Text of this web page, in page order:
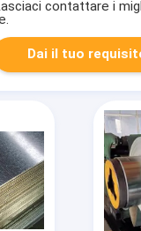
contattare i
Dai il tuo